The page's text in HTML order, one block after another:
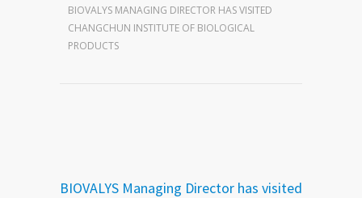
BIOVALYS MANAGING DIRECTOR HAS VISITED
CHANGCHUN INSTITUTE OF BIOLOGICAL
PRODUCTS
BIOVALYS Managing Director has visited